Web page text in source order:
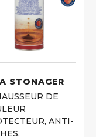
STONAGER
DE
ANTI-